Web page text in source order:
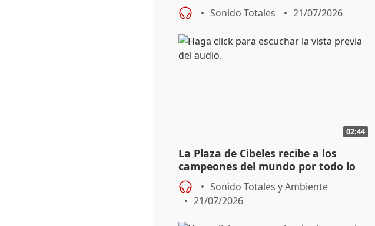
Sonido Totales 21/07/2026
02:44
La Plaza de Cibeles recibe a los
campeones del mundo por todo lo
alto
Sonido Totales y Ambiente
21/07/2026